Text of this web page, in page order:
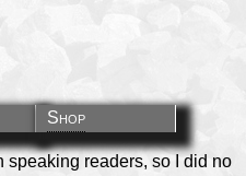
Shop
speaking readers, so I did no